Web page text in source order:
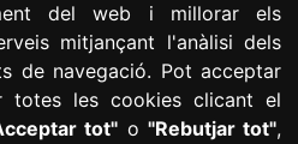
del web i millorar els
mitjançant l'anàlisi dels
de navegació. Pot acceptar
totes les cookies clicant el
tot" o "Rebutjar tot",
web